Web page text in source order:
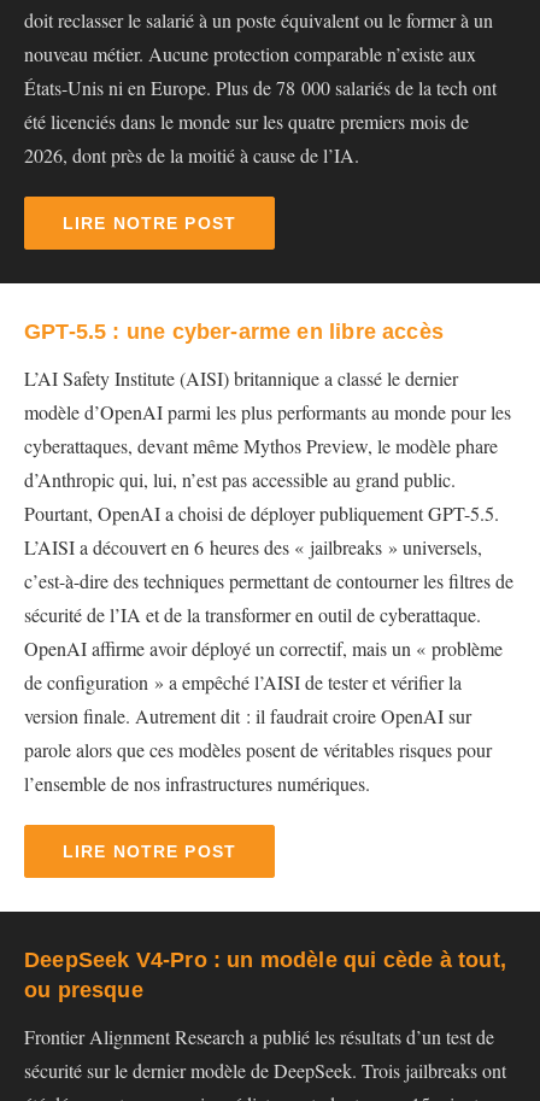
doit reclasser le salarié à un poste équivalent ou le former à un
nouveau métier. Aucune protection comparable n’existe aux
États-Unis ni en Europe. Plus de 78 000 salariés de la tech ont
été licenciés dans le monde sur les quatre premiers mois de
2026, dont près de la moitié à cause de l’IA.
LIRE NOTRE POST
GPT-5.5 : une cyber-arme en libre accès
L’AI Safety Institute (AISI) britannique a classé le dernier
modèle d’OpenAI parmi les plus performants au monde pour les
cyberattaques, devant même Mythos Preview, le modèle phare
d’Anthropic qui, lui, n’est pas accessible au grand public.
Pourtant, OpenAI a choisi de déployer publiquement GPT-5.5.
L’AISI a découvert en 6 heures des « jailbreaks » universels,
c’est-à-dire des techniques permettant de contourner les filtres de
sécurité de l’IA et de la transformer en outil de cyberattaque.
OpenAI affirme avoir déployé un correctif, mais un « problème
de configuration » a empêché l’AISI de tester et vérifier la
version finale. Autrement dit : il faudrait croire OpenAI sur
parole alors que ces modèles posent de véritables risques pour
l’ensemble de nos infrastructures numériques.
LIRE NOTRE POST
DeepSeek V4-Pro : un modèle qui cède à tout,
ou presque
Frontier Alignment Research a publié les résultats d’un test de
sécurité sur le dernier modèle de DeepSeek. Trois jailbreaks ont